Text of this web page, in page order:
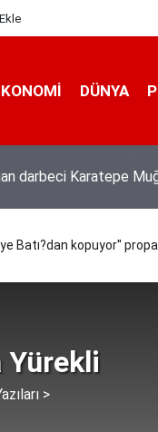
DÜNYA
darbeci Karatepe
Batı?dan kopuyor''
>